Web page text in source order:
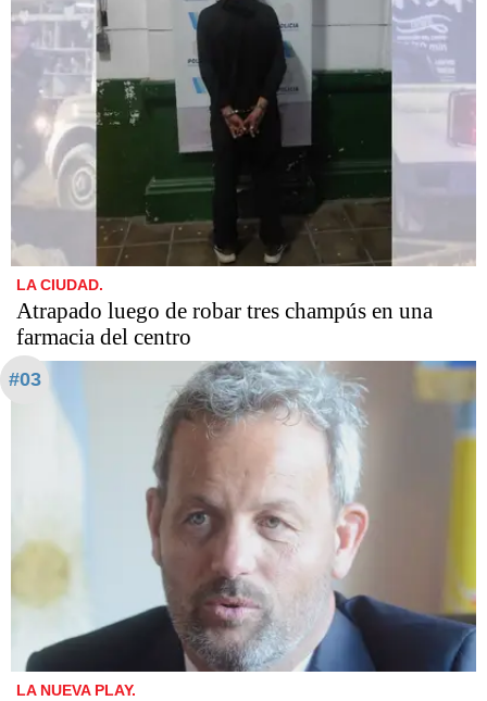
LA CIUDAD.
Atrapado luego de robar tres champús en una
farmacia del centro
#03
LA NUEVA PLAY.